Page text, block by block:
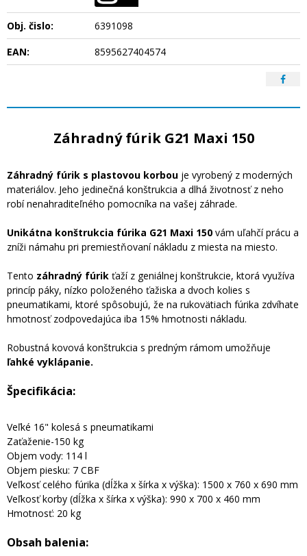
Obj. čislo:
6391098
EAN:
8595627404574
Záhradný fúrik G21 Maxi 150
Záhradný fúrik s plastovou korbou je vyrobený z moderných
materiálov. Jeho jedinečná konštrukcia a dlhá životnosť z neho
robí nenahraditeľného pomocníka na vašej záhrade.
Unikátna konštrukcia fúrika G21 Maxi 150 vám uľahčí prácu a
zníži námahu pri premiestňovaní nákladu z miesta na miesto.
Tento záhradný fúrik ťaží z geniálnej konštrukcie, ktorá využíva
princíp páky, nízko položeného ťažiska a dvoch kolies s
pneumatikami, ktoré spôsobujú, že na rukovätiach fúrika zdvíhate
hmotnosť zodpovedajúca iba 15% hmotnosti nákladu.
Robustná kovová konštrukcia s predným rámom umožňuje
ľahké vyklápanie.
Špecifikácia:
Veľké 16" kolesá s pneumatikami
Zaťaženie-150 kg
Objem vody: 114 l
Objem piesku: 7 CBF
Veľkosť celého fúrika (dĺžka x šírka x výška): 1500 x 760 x 690 mm
Veľkosť korby (dĺžka x šírka x výška): 990 x 700 x 460 mm
Hmotnosť: 20 kg
Obsah balenia: